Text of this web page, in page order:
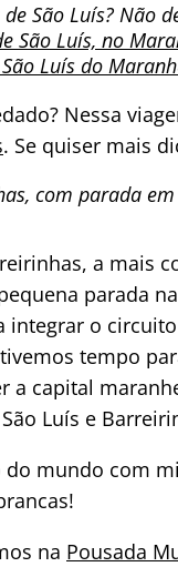
São Luís? Não
São Luís, no
Luís do
Nessa
. Se quiser mais
com parada
a mais
parada
integrar o
tempo
a capital
Luís e
mundo com
na Pousada